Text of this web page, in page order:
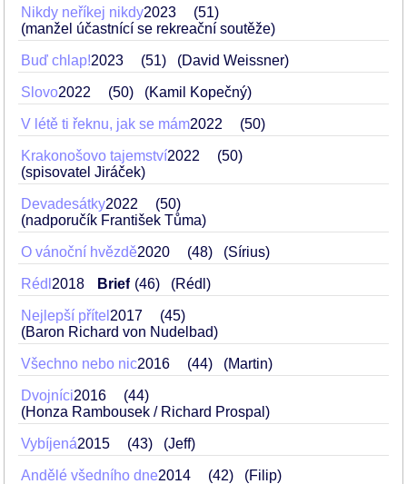
Nikdy neříkej nikdy2023
51
(manžel účastnící se rekreační soutěže)
Buď chlap!2023 51 (David Weissner)
Slovo2022 50 (Kamil Kopečný)
V létě ti řeknu, jak se mám2022 50
Krakonošovo tajemství2022
50
(spisovatel Jiráček)
Devadesátky2022
50
(nadporučík František Tůma)
O vánoční hvězdě2020 48 (Sírius)
Rédl 2018 Brief 46 (Rédl)
Nejlepší přítel 2017
45
(Baron Richard von Nudelbad)
Všechno nebo nic2016 44 (Martin)
Dvojníci2016
44
(Honza Rambousek / Richard Prospal)
Vybíjená2015 43 (Jeff)
Andělé všedního dne2014 42 (Filip)